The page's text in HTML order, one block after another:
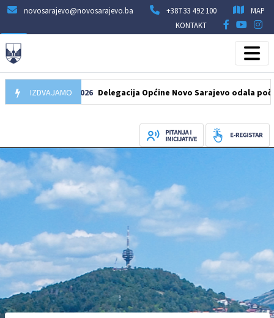
novosarajevo@novosarajevo.ba +387 33 492 100
MAP
KONTAKT
IZDVAJAMO
07.08.2026 Delegacija Općine Novo Sarajevo odala počast